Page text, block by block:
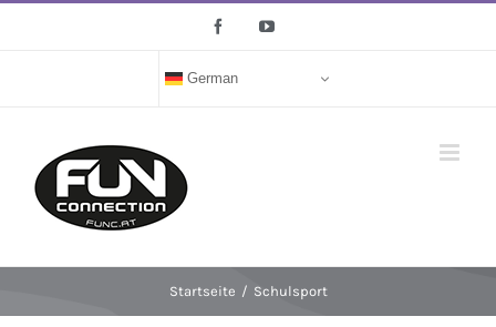
FacebookYouTube
German
Startseite / Schulsport